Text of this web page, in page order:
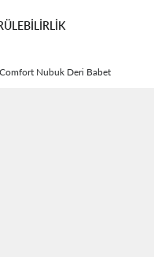
Nubuk Deri Babet